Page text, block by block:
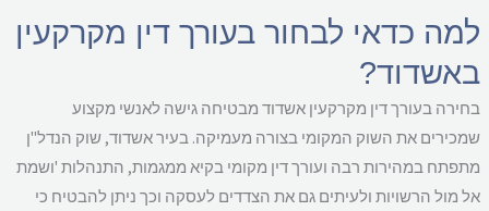
כדאי לבחור בעורך דין מקרקעין
בעורך דין מקרקעין אשדוד מבטיחה גישה לאנשי מקצוע
את השוק המקומי בצורה מעמיקה. בעיר אשדוד, שוק הנדל"ן
במהירות רבה ועורך דין מקומי בקיא ממגמות, התנהלות 'ושמת
מול הרשויות ולעיתים גם את הצדדים לעסקה וכך ניתן להבטיח כי